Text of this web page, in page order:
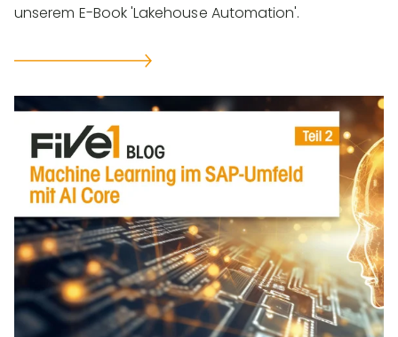
unserem E-Book 'Lakehouse Automation'.